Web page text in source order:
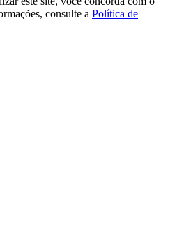
consulte a Política de